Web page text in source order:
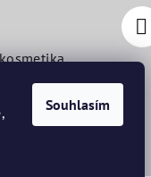
Souhlasím